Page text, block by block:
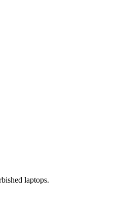
laptops.